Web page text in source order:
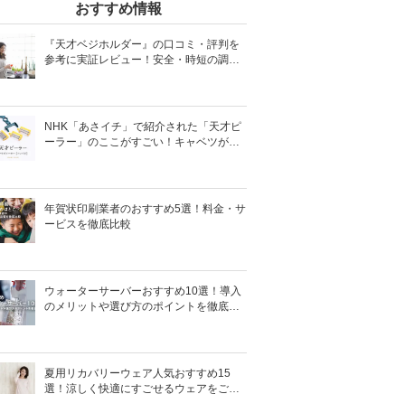
おすすめ情報
『天才ベジホルダー』の口コミ・評判を
参考に実証レビュー！安全・時短の調理
NHK「あさイチ」で紹介された「天才ピ
ーラー」のここがすごい！キャベツがほ
年賀状印刷業者のおすすめ5選！料金・サ
ービスを徹底比較
ウォーターサーバーおすすめ10選！導入
のメリットや選び方のポイントを徹底解
夏用リカバリーウェア人気おすすめ15
選！涼しく快適にすごせるウェアをご紹